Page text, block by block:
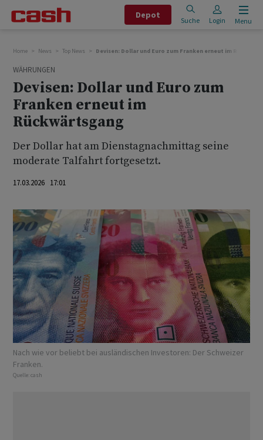
Depot
Suche Login Menu
Home News Top News Devisen: Dollar und Euro zum Franken erneut im
WÄHRUNGEN
Devisen: Dollar und Euro zum
Franken erneut im
Rückwärtsgang
Der Dollar hat am Dienstagnachmittag seine
moderate Talfahrt fortgesetzt.
17.03.2026 17:01
Nach wie vor beliebt bei ausländischen Investoren: Der Schweizer
Franken.
Quelle: cash